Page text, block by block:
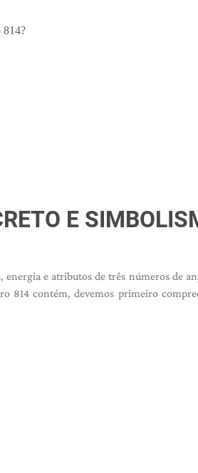
814?
E
e atributos de três números de
814 contém, devemos primeiro